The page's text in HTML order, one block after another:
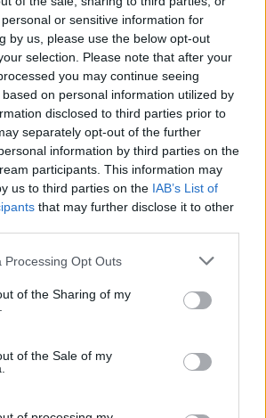
or sensitive information for
by us, please use the below opt-out
selection. Please note that after your
you may continue seeing
on personal information utilized by
disclosed to third parties prior to
separately opt-out of the further
information by third parties on the
participants. This information may
us to third parties on the IAB’s List of
that may further disclose it to other
website/app uses one or more Google
or usage behaviour. You may click to
to Google and its third-party tags to
specified purposes in below Google
Processing Opt Outs
of the Sharing of my
of the Sale of my
arról, ki kap lehetőséget az
Arvid Lindblad előléptetése
ki komolyabb vitát, hiszen ő a
bár a folyamat
kritika is érte.
viszont már sokkal
bizonyult. Az ír versenyző a
F1 felé. Marko gyorsan
látná a
az volt, hogy a
semmit sem tudott, és közel